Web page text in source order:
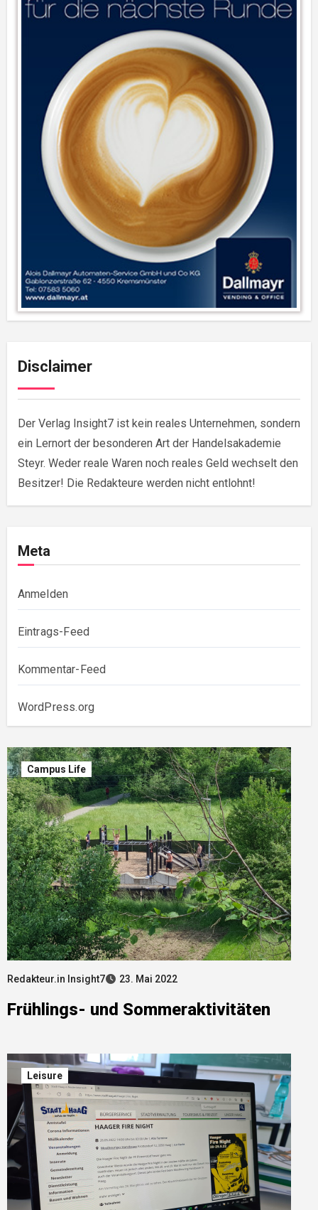
Disclaimer
Der Verlag Insight7 ist kein reales Unternehmen, sondern
ein Lernort der besonderen Art der Handelsakademie
Steyr. Weder reale Waren noch reales Geld wechselt den
Besitzer! Die Redakteure werden nicht entlohnt!
Meta
Anmelden
Eintrags-Feed
Kommentar-Feed
WordPress.org
Campus Life
Redakteur.in Insight7 23. Mai 2022
Frühlings- und Sommeraktivitäten
Leisure